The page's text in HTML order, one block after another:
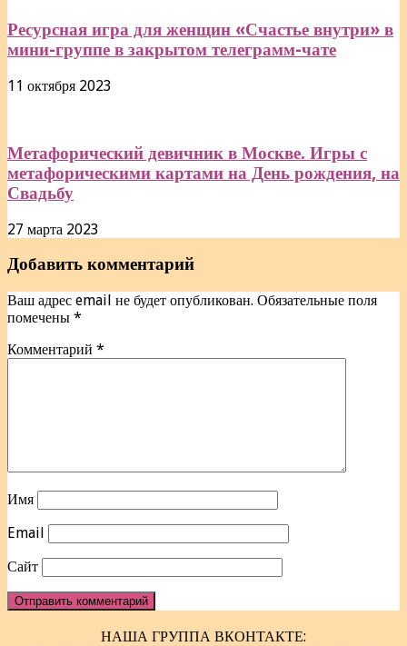
Ресурсная игра для женщин «Счастье внутри» в
мини-группе в закрытом телеграмм-чате
11 октября 2023
Метафорический девичник в Москве. Игры с
метафорическими картами на День рождения, на
Свадьбу
27 марта 2023
Добавить комментарий
Ваш адрес email не будет опубликован. Обязательные поля
помечены *
Комментарий *
Имя
Email
Сайт
НАША ГРУППА ВКОНТАКТЕ: